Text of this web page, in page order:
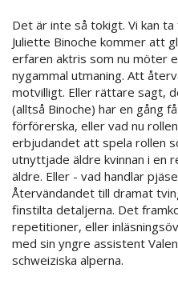
Det är inte så tokigt. Vi kan
Juliette Binoche kommer att
erfaren aktris som nu möter
nygammal utmaning. Att
motvilligt. Eller rättare sagt,
(alltså Binoche) har en gång
förförerska, eller vad nu
erbjudandet att spela rollen
utnyttjade äldre kvinnan i en
äldre. Eller - vad handlar
Återvändandet till dramat
finstilta detaljerna. Det
repetitioner, eller
med sin yngre assistent
schweiziska alperna.